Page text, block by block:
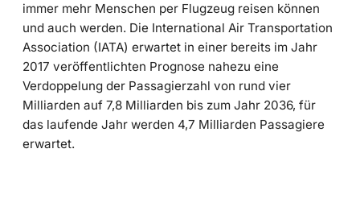
immer mehr Menschen per Flugzeug reisen können
und auch werden. Die International Air Transportation
Association (IATA) erwartet in einer bereits im Jahr
2017 veröffentlichten Prognose nahezu eine
Verdoppelung der Passagierzahl von rund vier
Milliarden auf 7,8 Milliarden bis zum Jahr 2036, für
das laufende Jahr werden 4,7 Milliarden Passagiere
erwartet.